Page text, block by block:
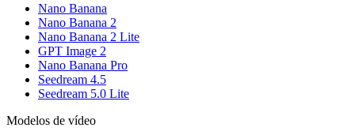
Nano Banana
Nano Banana 2
Nano Banana 2 Lite
GPT Image 2
Nano Banana Pro
Seedream 4.5
Seedream 5.0 Lite
Modelos de vídeo